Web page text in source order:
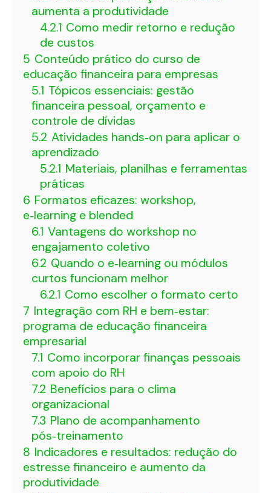
aumenta a produtividade
4.2.1 Como medir retorno e redução
de custos
5 Conteúdo prático do curso de
educação financeira para empresas
5.1 Tópicos essenciais: gestão
financeira pessoal, orçamento e
controle de dívidas
5.2 Atividades hands‑on para aplicar o
aprendizado
5.2.1 Materiais, planilhas e ferramentas
práticas
6 Formatos eficazes: workshop,
e‑learning e blended
6.1 Vantagens do workshop no
engajamento coletivo
6.2 Quando o e‑learning ou módulos
curtos funcionam melhor
6.2.1 Como escolher o formato certo
7 Integração com RH e bem‑estar:
programa de educação financeira
empresarial
7.1 Como incorporar finanças pessoais
com apoio do RH
7.2 Benefícios para o clima
organizacional
7.3 Plano de acompanhamento
pós‑treinamento
8 Indicadores e resultados: redução do
estresse financeiro e aumento da
produtividade